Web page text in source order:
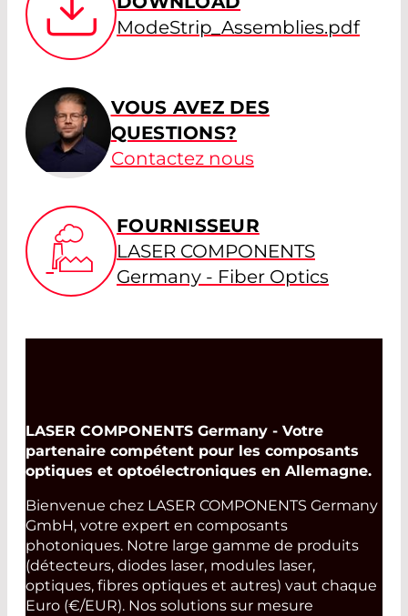
ModeStrip_Assemblies.pdf
VOUS AVEZ DES
QUESTIONS?
Contactez nous
FOURNISSEUR
LASER COMPONENTS
Germany - Fiber Optics
LASER COMPONENTS Germany - Votre
partenaire compétent pour les composants
optiques et optoélectroniques en Allemagne.
Bienvenue chez LASER COMPONENTS Germany
GmbH, votre expert en composants
photoniques. Notre large gamme de produits
(détecteurs, diodes laser, modules laser,
optiques, fibres optiques et autres) vaut chaque
Euro (€/EUR). Nos solutions sur mesure